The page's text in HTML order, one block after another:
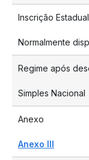
Inscrição Estadual
Normalmente
Regime após
Simples Nacional
Anexo
Anexo III